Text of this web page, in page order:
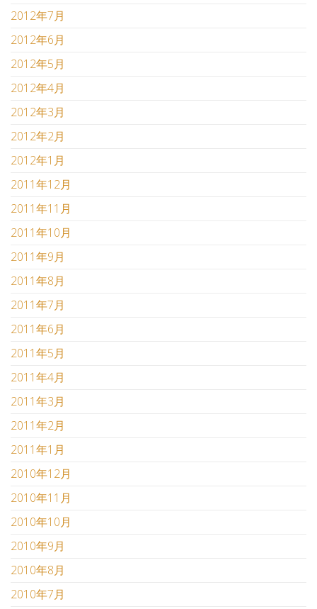
2012年7月
2012年6月
2012年5月
2012年4月
2012年3月
2012年2月
2012年1月
2011年12月
2011年11月
2011年10月
2011年9月
2011年8月
2011年7月
2011年6月
2011年5月
2011年4月
2011年3月
2011年2月
2011年1月
2010年12月
2010年11月
2010年10月
2010年9月
2010年8月
2010年7月